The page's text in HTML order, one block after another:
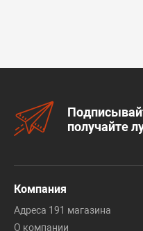
получайте
Компания
Адреса 191 магазина
О компании